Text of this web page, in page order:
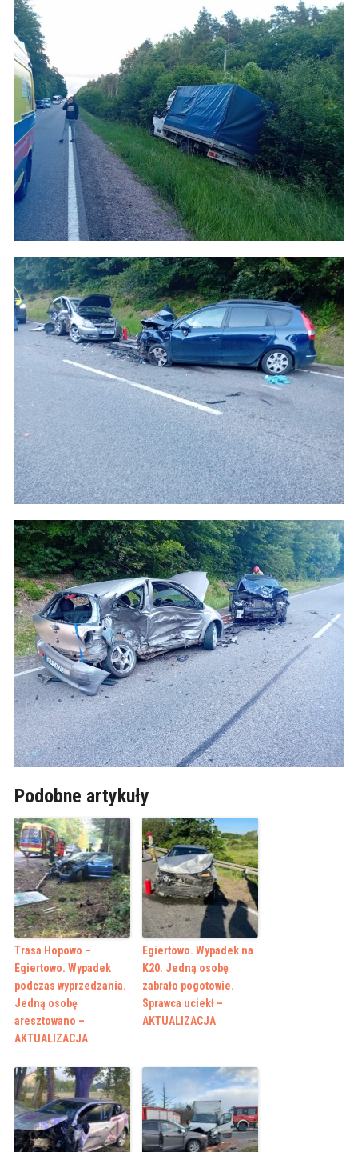
Podobne artykuły
Trasa Hopowo –
Egiertowo. Wypadek
podczas wyprzedzania.
Jedną osobę
aresztowano –
AKTUALIZACJA
Egiertowo. Wypadek na
K20. Jedną osobę
zabrało pogotowie.
Sprawca uciekł –
AKTUALIZACJA